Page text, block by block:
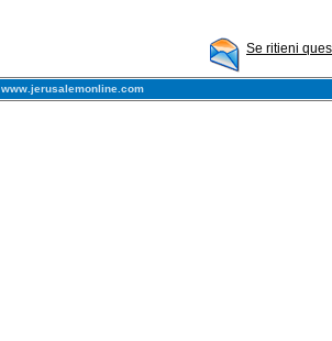
Se ritieni
www.jerusalemonline.com